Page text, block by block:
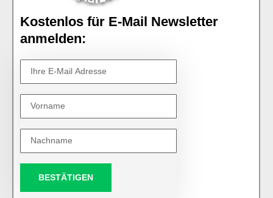
Kostenlos für E-Mail Newsletter
anmelden:
BESTÄTIGEN